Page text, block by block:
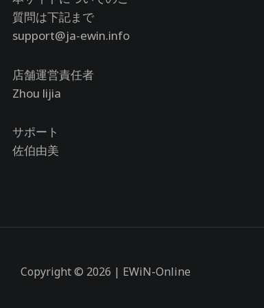
質問は下記まで
support@ja-ewin.info
店舗運営責任者
Zhou lijia
サポート
佐伯由美
Copyright © 2026 | EWiN-Online